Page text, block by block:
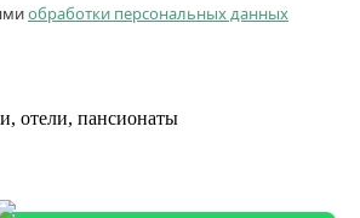
обработки персональных данных
отели, пансионаты